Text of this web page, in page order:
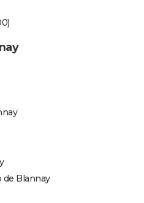
Blannay